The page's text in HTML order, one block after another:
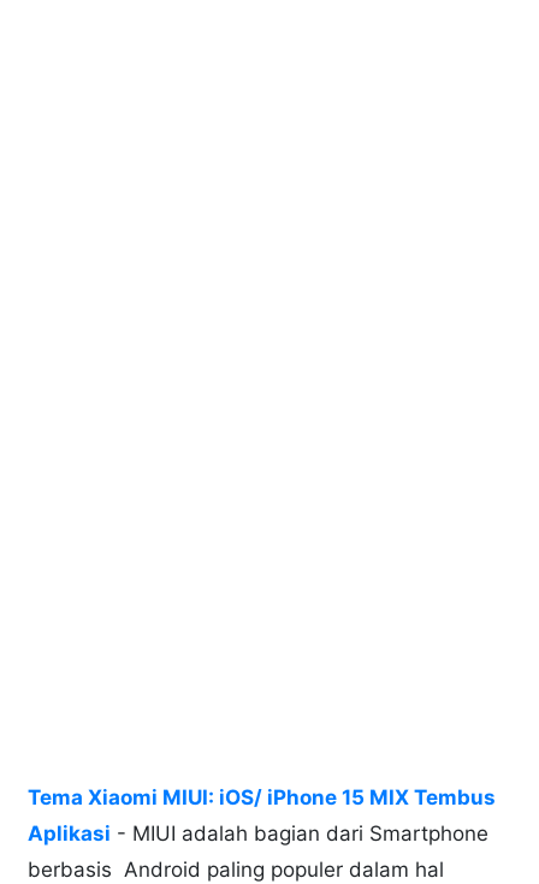
Tema Xiaomi MIUI: iOS/ iPhone 15 MIX Tembus
Aplikasi - MIUI adalah bagian dari Smartphone
berbasis Android paling populer dalam hal